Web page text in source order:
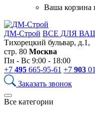
Ваша корзина
ДМ-Строй ВСЕ ДЛЯ
Тихорецкий бульвар, д.1,
стр. 80 Москва
Пн - Вс 9:00 - 18:00
+7 495 665-95-61 +7 903
Заказать звонок
Все категории